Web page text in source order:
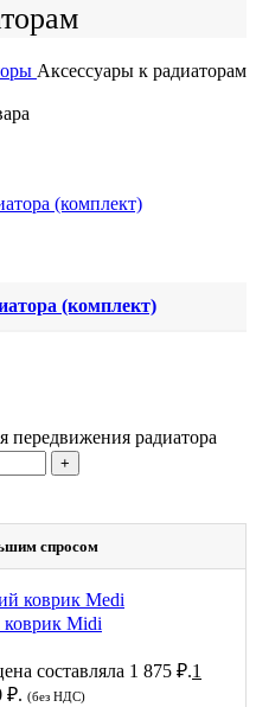
Аксессуары к радиаторам
(комплект)
передвижения радиатора
спросом
Midi
составляла 1 875 ₽.1
₽. (без НДС)